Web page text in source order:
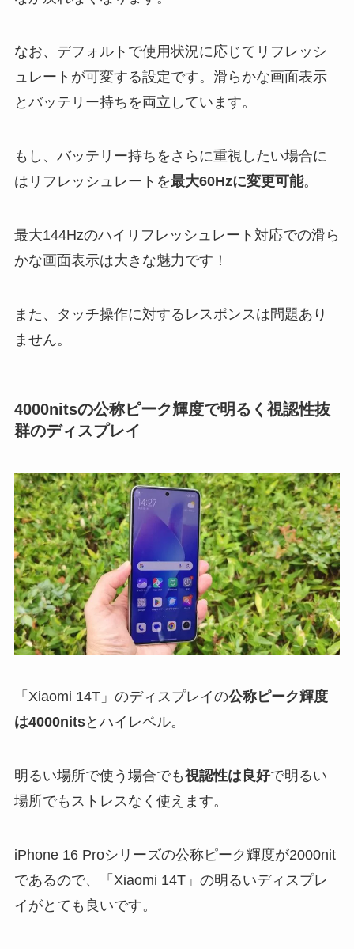
なお、デフォルトで使用状況に応じてリフレッシ
ュレートが可変する設定です。滑らかな画面表示
とバッテリー持ちを両立しています。
もし、バッテリー持ちをさらに重視したい場合に
はリフレッシュレートを最大60Hzに変更可能。
最大144Hzのハイリフレッシュレート対応での滑ら
かな画面表示は大きな魅力です！
また、タッチ操作に対するレスポンスは問題あり
ません。
4000nitsの公称ピーク輝度で明るく視認性抜
群のディスプレイ
「Xiaomi 14T」のディスプレイの公称ピーク輝度
は4000nitsとハイレベル。
明るい場所で使う場合でも視認性は良好で明るい
場所でもストレスなく使えます。
iPhone 16 Proシリーズの公称ピーク輝度が2000nit
であるので、「Xiaomi 14T」の明るいディスプレ
イがとても良いです。